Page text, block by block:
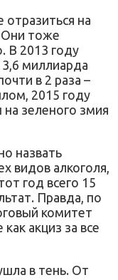
отразиться на
Они тоже
В 2013 году
миллиарда
в 2 раза –
2015 году
зеленого змия
назвать
видов алкоголя,
год всего 15
Правда, по
комитет
акциз за все
в тень. От